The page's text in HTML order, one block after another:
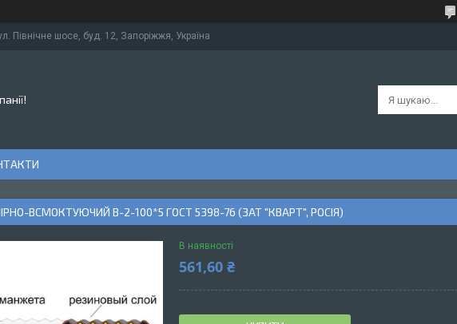
Північне шосе, буд. 12, Запоріжжя, Україна
ВСМОКТУЮЧИЙ В-2-100*5 ГОСТ 5398-76 (ЗАТ "КВАРТ", РОСІЯ)
В наявності
561,60 ₴